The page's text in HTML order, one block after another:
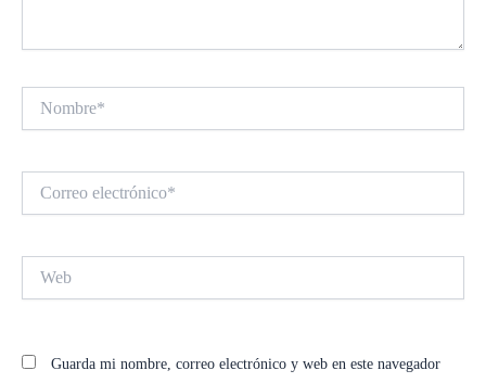
electrónico*
Guarda mi nombre, correo electrónico y web en este navegador